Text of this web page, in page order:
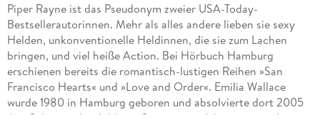
Piper Rayne ist das Pseudonym zweier USA-Today-
Bestsellerautorinnen. Mehr als alles andere lieben sie sexy
Helden, unkonventionelle Heldinnen, die sie zum Lachen
bringen, und viel heiße Action. Bei Hörbuch Hamburg
erschienen bereits die romantisch-lustigen Reihen »San
Francisco Hearts« und »Love and Order«. Emilia Wallace
wurde 1980 in Hamburg geboren und absolvierte dort 2005
ihre Schauspielausbildung. Seit einigen Jahren ist sie als